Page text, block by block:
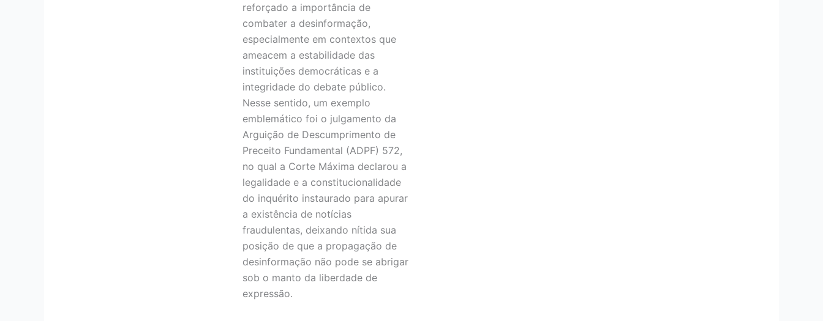
reforçado a importância de
combater a desinformação,
especialmente em contextos que
ameacem a estabilidade das
instituições democráticas e a
integridade do debate público.
Nesse sentido, um exemplo
emblemático foi o julgamento da
Arguição de Descumprimento de
Preceito Fundamental (ADPF) 572,
no qual a Corte Máxima declarou a
legalidade e a constitucionalidade
do inquérito instaurado para apurar
a existência de notícias
fraudulentas, deixando nítida sua
posição de que a propagação de
desinformação não pode se abrigar
sob o manto da liberdade de
expressão.